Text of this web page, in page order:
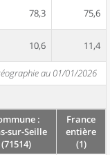
78,3 75,6
10,6 11,4
au 01/01/2026
:
sur-Seille
(71514)
France
entière
(1)